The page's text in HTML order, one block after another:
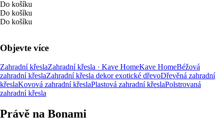
Do košíku
Do košíku
Do košíku
Objevte více
Zahradní křeslaZahradní křesla · Kave HomeKave HomeBéžová
zahradní křeslaZahradní křesla dekor exotické dřevoDřevěná zahradní
křeslaKovová zahradní křeslaPlastová zahradní křeslaPolstrovaná
zahradní křesla
Právě na Bonami